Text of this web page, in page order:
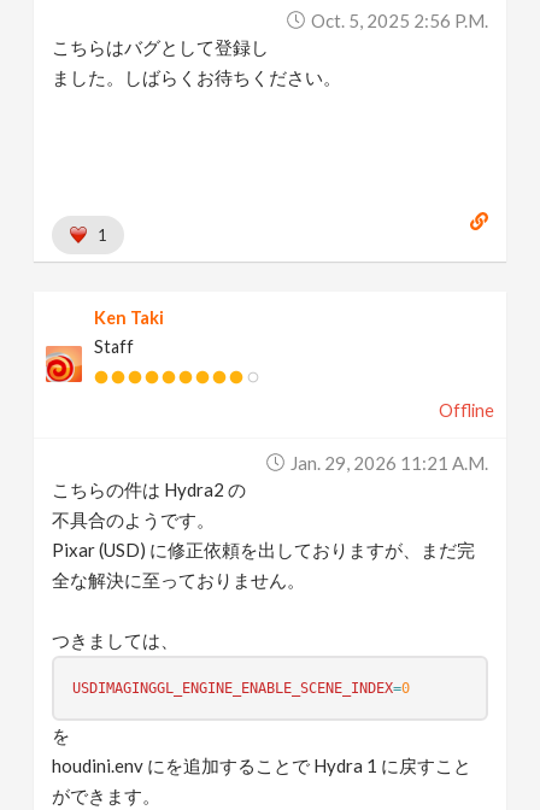
Oct. 5, 2025 2:56 P.m.
こちらはバグとして登録し
ました。しばらくお待ちください。
1
Ken Taki
Staff
Offline
Jan. 29, 2026 11:21 A.m.
こちらの件は Hydra2 の
不具合のようです。
Pixar (USD) に修正依頼を出しておりますが、まだ完
全な解決に至っておりません。
つきましては、
USDIMAGINGGL_ENGINE_ENABLE_SCENE_INDEX=0
を
houdini.env にを追加することで Hydra 1 に戻すこと
ができます。